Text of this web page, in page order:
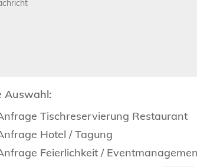
Auswahl:
Tischreservierung Restaurant
Hotel / Tagung
Feierlichkeit /